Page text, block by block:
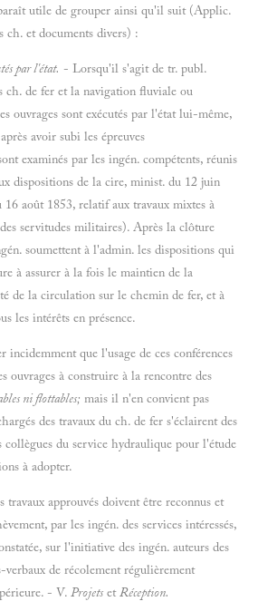
utile de grouper ainsi qu'il suit (Applic.
ch. et documents divers) :
par l'état. - Lorsqu'il s'agit de tr. publ.
ch. de fer et la navigation fluviale ou
ouvrages sont exécutés par l'état lui-même,
avoir subi les épreuves
examinés par les ingén. compétents, réunis
dispositions de la cire, minist. du 12 juin
août 1853, relatif aux travaux mixtes à
servitudes militaires). Après la clôture
soumettent à l'admin. les dispositions qui
à assurer à la fois le maintien de la
de la circulation sur le chemin de fer, et à
les intérêts en présence.
incidemment que l'usage de ces conférences
ouvrages à construire à la rencontre des
ni flottables; mais il n'en convient pas
des travaux du ch. de fer s'éclairent des
collègues du service hydraulique pour l'étude
à adopter.
travaux approuvés doivent être reconnus et
par les ingén. des services intéressés,
sur l'initiative des ingén. auteurs des
verbaux de récolement régulièrement
- V. Projets etRéception.